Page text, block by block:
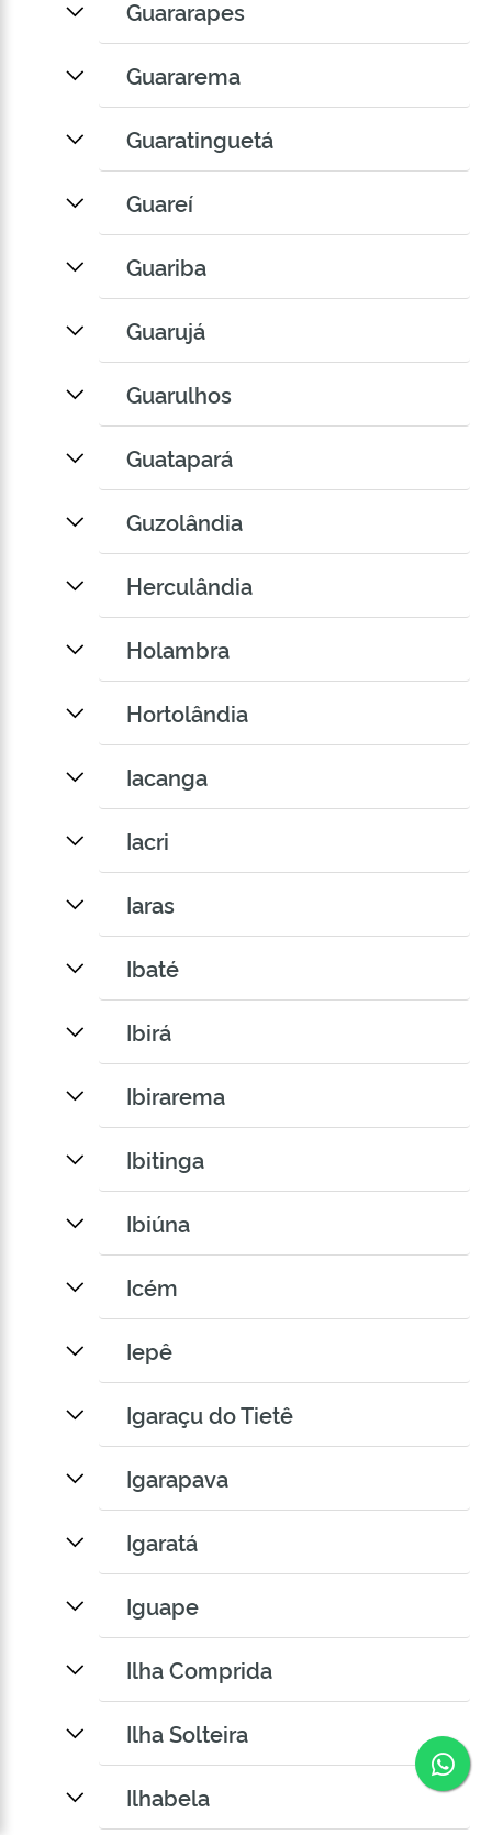
Guararapes
Guararema
Guaratinguetá
Guareí
Guariba
Guarujá
Guarulhos
Guatapará
Guzolândia
Herculândia
Holambra
Hortolândia
Iacanga
Iacri
Iaras
Ibaté
Ibirá
Ibirarema
Ibitinga
Ibiúna
Icém
Iepê
Igaraçu do Tietê
Igarapava
Igaratá
Iguape
Ilha Comprida
Ilha Solteira
Ilhabela